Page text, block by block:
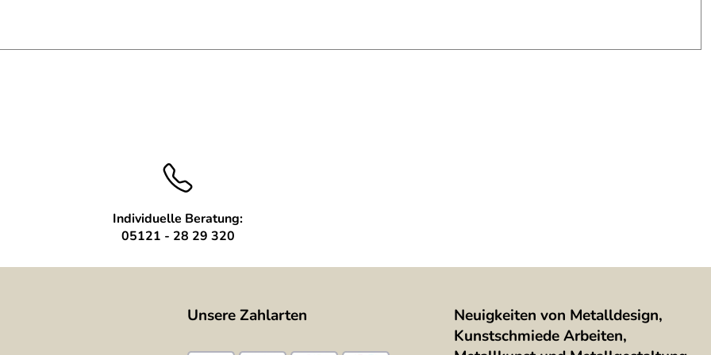
Individuelle Beratung:
05121 - 28 29 320
Unsere Zahlarten
Neuigkeiten von Metalldesign,
Kunstschmiede Arbeiten,